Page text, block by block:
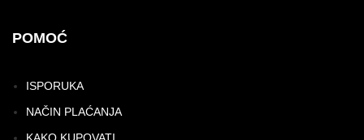
POMOĆ
ISPORUKA
NAČIN PLAĆANJA